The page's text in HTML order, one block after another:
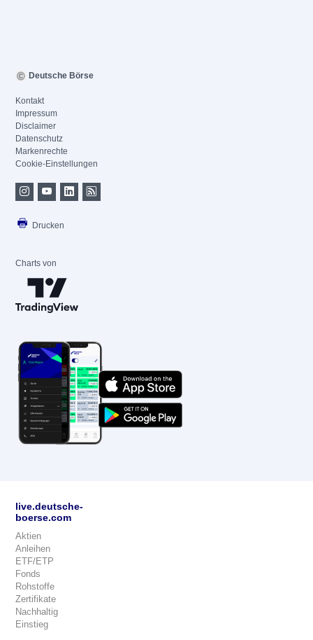
Deutsche Börse
Kontakt
Impressum
Disclaimer
Datenschutz
Markenrechte
Cookie-Einstellungen
Drucken
Charts von
live.deutsche-
boerse.com
Aktien
Anleihen
ETF/ETP
Fonds
Rohstoffe
Zertifikate
Nachhaltig
Einstieg